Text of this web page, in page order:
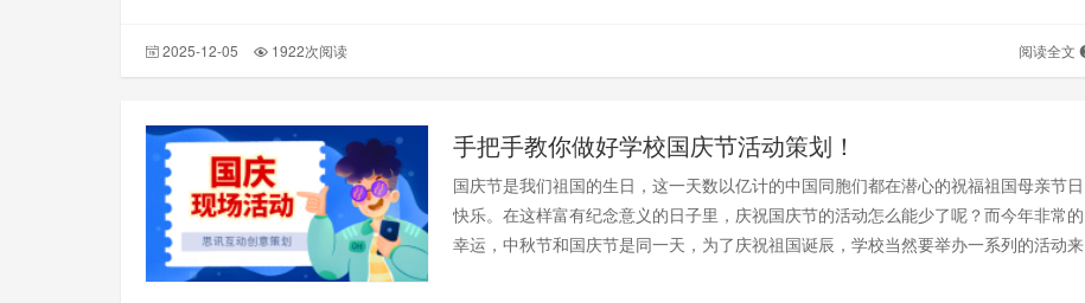
2025-12-05 1922次阅读 阅读全文
手把手教你做好学校国庆节活动策划！
国庆节是我们祖国的生日，这一天数以亿计的中国同胞们都在潜心的祝福祖国母亲节日
快乐。在这样富有纪念意义的日子里，庆祝国庆节的活动怎么能少了呢？而今年非常的
幸运，中秋节和国庆节是同一天，为了庆祝祖国诞辰，学校当然要举办一系列的活动来